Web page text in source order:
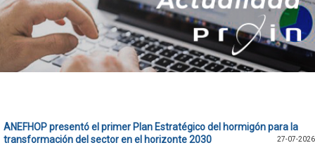
ANEFHOP presentó el primer Plan Estratégico del hormigón para la
transformación del sector en el horizonte 2030
27-07-2026